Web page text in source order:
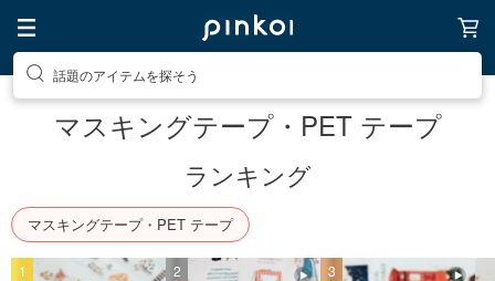
話題のアイテムを探そう
マスキングテープ・PET テープ
ランキング
マスキングテープ・PET テープ
1 2 3